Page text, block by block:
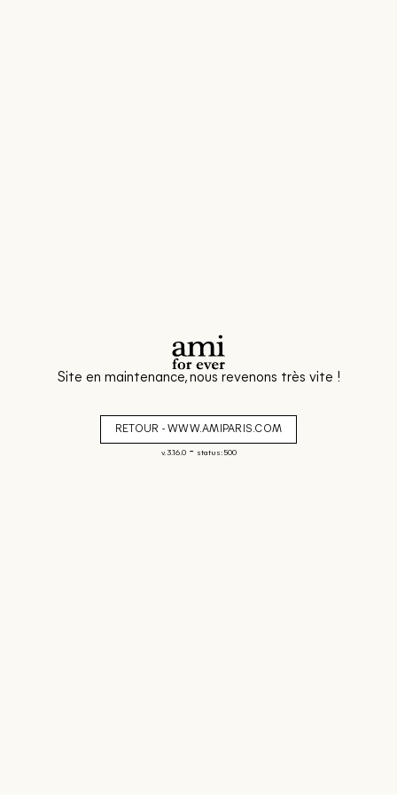
Site en maintenance, nous revenons très vite !
RETOUR - WWW.AMIPARIS.COM
v. 3.16.0- status: 500